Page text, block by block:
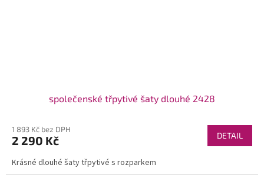
společenské třpytivé šaty dlouhé 2428
1 893 Kč bez DPH
2 290 Kč DETAIL
Krásné dlouhé šaty třpytivé s rozparkem